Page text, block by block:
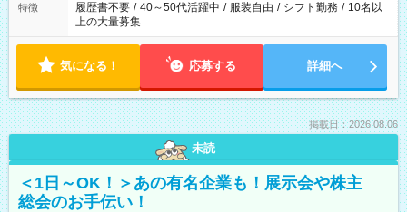
特徴 履歴書不要 / 40～50代活躍中 / 服装自由 / シフト勤務 / 10名以
上の大量募集
気になる！ 応募する 詳細へ
掲載日：2026.08.06
未読
＜1日～OK！＞あの有名企業も！展示会や株主
総会のお手伝い！